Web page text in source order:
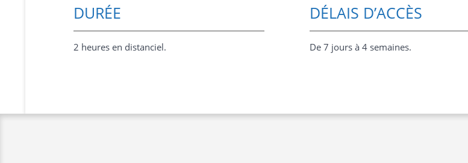
DURÉE
2 heures en distanciel.
DÉLAIS D’ACCÈS
De 7 jours à 4 semaines.